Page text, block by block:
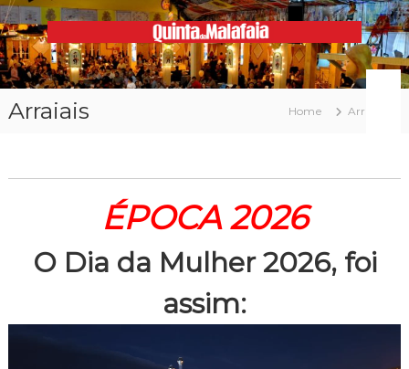
Skip
to
content
Malafaia
O
maior
arraial
minhoto
Arraiais Home Arraiais
ÉPOCA 2026
O Dia da Mulher 2026, foi
assim: